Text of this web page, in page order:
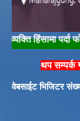
पर्दा फोन
थप सम्पर्क
वेबसाईट भिजिटर